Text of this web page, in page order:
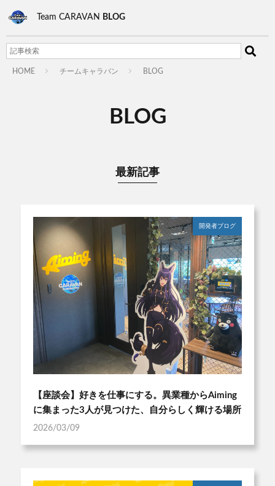
Team CARAVAN BLOG
HOME チームキャラバン BLOG
BLOG
最新記事
開発者ブログ
【座談会】好きを仕事にする。異業種からAiming
に集まった3人が見つけた、自分らしく輝ける場所
2026/03/09